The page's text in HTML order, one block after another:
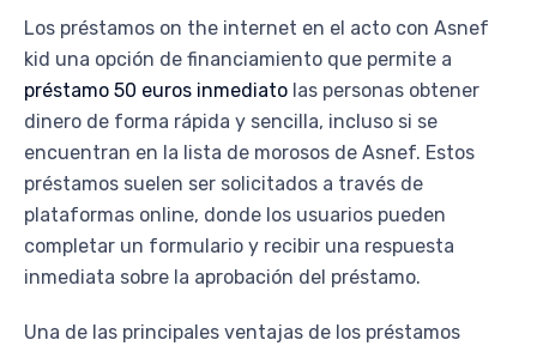
Los préstamos on the internet en el acto con Asnef
kid una opción de financiamiento que permite a
préstamo 50 euros inmediato las personas obtener
dinero de forma rápida y sencilla, incluso si se
encuentran en la lista de morosos de Asnef. Estos
préstamos suelen ser solicitados a través de
plataformas online, donde los usuarios pueden
completar un formulario y recibir una respuesta
inmediata sobre la aprobación del préstamo.
Una de las principales ventajas de los préstamos